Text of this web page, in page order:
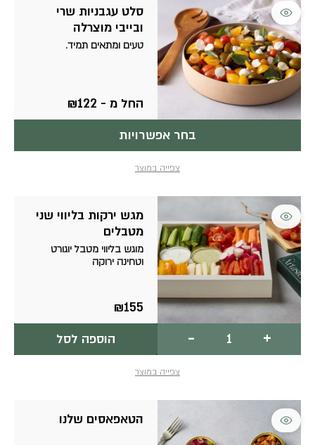
סלט עגבניות שרי
ובייבי מוצרלה
טעים ומתאים תמיד.
החל מ - ₪122
בחר אפשרויות
למוצר
יש
מספר
האפשרויות
בעמוד
המוצר
צפייה במוצר
מגש ירקות בליווי שני
מטבלים
מוגש בליווי מטבל יוגורט
וטחינה ירוקה
₪155
-
מגש
בליווי
מטבלים
+ הוספה לסל
צפייה במוצר
הטאפאסים שלנו